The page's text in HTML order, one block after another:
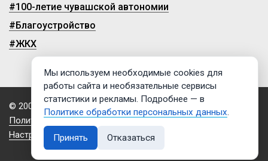
#100-летие чувашской автономии
#Благоустройство
#ЖКХ
© 2009-2026, ГТРК «Чувашия»
Политика обработки персональных данных
Настройки cookies
Мы используем необходимые cookies для
работы сайта и необязательные сервисы
статистики и рекламы. Подробнее — в
Политике обработки персональных данных.
Принять Отказаться